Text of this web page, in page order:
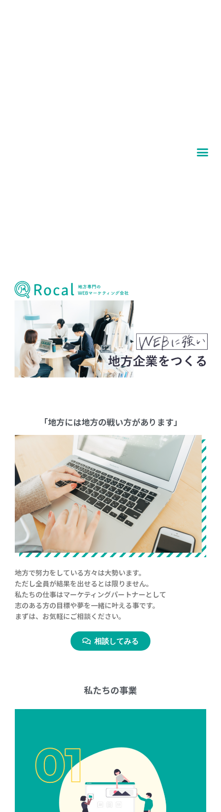
「地方には地方の戦い方があります」
地方で努力をしている方々は大勢います。
ただし全員が結果を出せるとは限りません。
私たちの仕事はマーケティングパートナーとして
志のある方の目標や夢を一緒に叶える事です。
まずは、お気軽にご相談ください。
相談してみる
私たちの事業